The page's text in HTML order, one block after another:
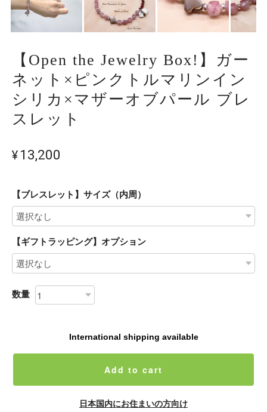
【Open the Jewelry Box!】ガー
ネット×ピンクトルマリンイン
シリカ×マザーオブパール ブレ
スレット
¥13,200
【ブレスレット】サイズ（内周）
【ギフトラッピング】オプション
数量
International shipping available
Add to cart
日本国内にお住まいの方向け